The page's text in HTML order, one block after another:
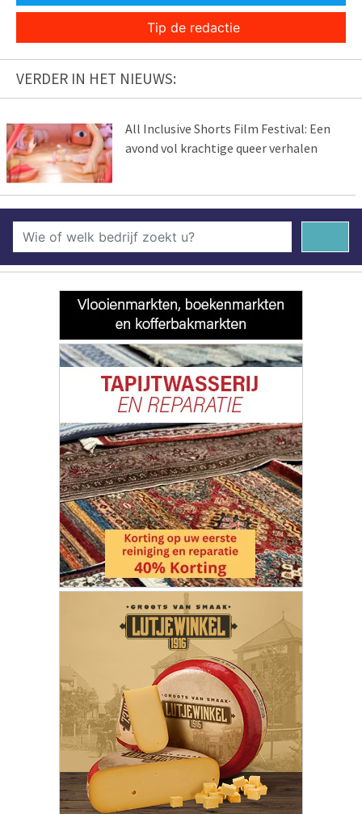
Tip de redactie
VERDER IN HET NIEUWS:
All Inclusive Shorts Film Festival: Een
avond vol krachtige queer verhalen